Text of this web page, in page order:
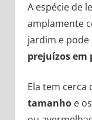
A espécie de
amplamente
jardim e pode
prejuízos em
Ela tem cerca
tamanhoe